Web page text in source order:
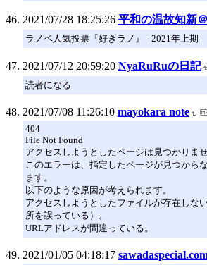
2021/07/28 18:25:26 平和の温故知新
ラノベ人気投票『好きラノ』 - 2021年上期
2021/07/12 20:59:20 NyaRuRuの日記
読者になる
2021/07/08 11:26:10 mayokara note
404
File Not Found
アクセスしようとしたページは見つかりませ
このエラーは、指定したページが見つから
ます。
以下のような原因が考えられます。
アクセスしようとしたファイルが存在しな
所を誤っている）。
URLアドレスが間違っている。
2021/01/05 04:18:17